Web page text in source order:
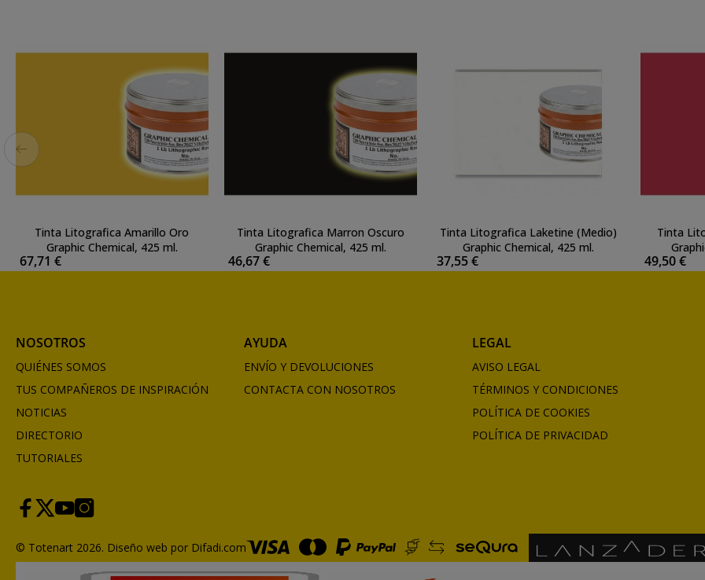
Tinta Litografica Amarillo Oro
Graphic Chemical, 425 ml.
67,71 €
Tinta Litografica Marron Oscuro
Graphic Chemical, 425 ml.
46,67 €
Tinta Litografica Laketine (Medio)
Graphic Chemical, 425 ml.
37,55 €
Tinta
49,50 €
NOSOTROS
QUIÉNES SOMOS
TUS COMPAÑEROS DE INSPIRACIÓN
NOTICIAS
DIRECTORIO
TUTORIALES
AYUDA
ENVÍO Y DEVOLUCIONES
CONTACTA CON NOSOTROS
LEGAL
AVISO LEGAL
TÉRMINOS Y CONDICIONES
POLÍTICA DE COOKIES
POLÍTICA DE PRIVACIDAD
© Totenart 2026. Diseño web por Difadi.com